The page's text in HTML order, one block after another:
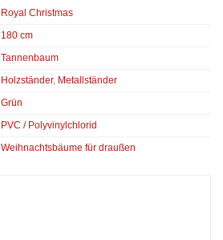
Royal Christmas
180 cm
Tannenbaum
Holzständer, Metallständer
Grün
PVC / Polyvinylchlorid
Weihnachtsbäume für draußen